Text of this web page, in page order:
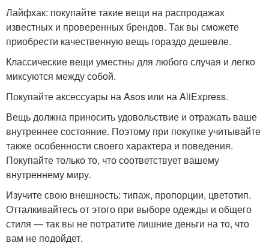
Лайфхак: покупайте такие вещи на распродажах
известных и проверенных брендов. Так вы сможете
приобрести качественную вещь гораздо дешевле.
Классические вещи уместны для любого случая и легко
миксуются между собой.
Покупайте аксессуары на Asos или на AliExpress.
Вещь должна приносить удовольствие и отражать ваше
внутреннее состояние. Поэтому при покупке учитывайте
также особенности своего характера и поведения.
Покупайте только то, что соответствует вашему
внутреннему миру.
Изучите свою внешность: типаж, пропорции, цветотип.
Отталкивайтесь от этого при выборе одежды и общего
стиля — так вы не потратите лишние деньги на то, что
вам не подойдет.